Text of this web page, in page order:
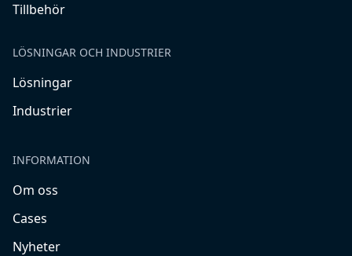
Tillbehör
LÖSNINGAR OCH INDUSTRIER
Lösningar
Industrier
INFORMATION
Om oss
Cases
Nyheter